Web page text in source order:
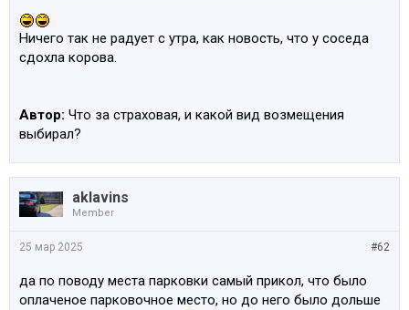
Ничего так не радует с утра, как новость, что у соседа
сдохла корова.
Автор: Что за страховая, и какой вид возмещения
выбирал?
aklavins
Member
#62
25 мар 2025
да по поводу места парковки самый прикол, что было
оплаченое парковочное место, но до него было дольше